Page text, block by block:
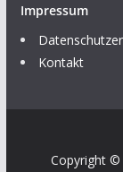
Impressum
Kontakt
Copyright ©